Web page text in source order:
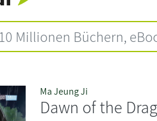
Ma Jeung Ji
Dawn of the